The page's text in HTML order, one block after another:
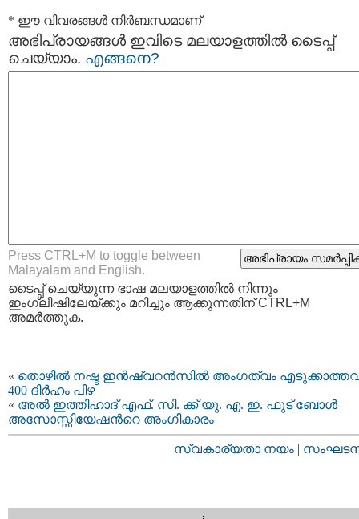
* ഈ വിവരങ്ങള്‍ നിര്‍ബന്ധമാണ്
അഭിപ്രായങ്ങള്‍ ഇവിടെ മലയാളത്തില്‍ ടൈപ്പ്
ചെയ്യാം. എങ്ങനെ?
Press CTRL+M to toggle between
Malayalam and English.
ടൈപ്പ്‌ ചെയ്യുന്ന ഭാഷ മലയാളത്തില്‍ നിന്നും
ഇംഗ്ലീഷിലേയ്ക്കും മറിച്ചും ആക്കുന്നതിന് CTRL+M
അമര്‍ത്തുക.
« തൊഴിൽ നഷ്ട ഇൻഷ്വറൻസില്‍ അംഗത്വം
400 ദി​ർഹം​ പിഴ
« അൽ ഇത്തിഹാദ് എഫ്. സി. ക്ക് യു. എ. ഇ. ഫുട് ബോള്‍
അസോസ്സിയേഷന്‍റെ അംഗീകാരം
സ്വകാര്യതാ നയം |